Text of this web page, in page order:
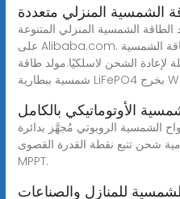
الشمسية المنزلي متعددة
الشمسية المنزلي المتنوعة
على Alibaba.com. تتوفر هذه الجودة نظام توليد الطاقة الشمسية
لإعادة الشحن لاسلكيًا.مولد طاقة
الأوتوماتيكي بالكامل
الشمسية الروبوتي مُجهَّز بدائرة
شحن تتبع نقطة القدرة القصوى
MPPT.
للمنازل والصناعات